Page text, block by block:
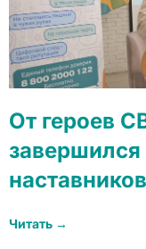
От героев
Читать →